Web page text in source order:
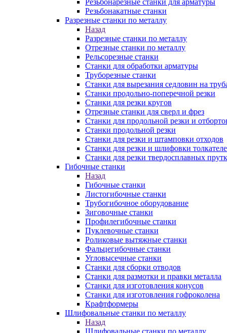
Резьбонарезные станки для арматуры
Резьбонакатные станки
Разрезные станки по металлу
Назад
Разрезные станки по металлу
Отрезные станки по металлу
Рельсорезные станки
Станки для обработки арматуры
Труборезные станки
Станки для вырезания седловин на
Станки продольно-поперечной резки
Станки для резки кругов
Отрезные станки для сверл и фрез
Станки для продольной резки и
Станки продольной резки
Станки для резки и штамповки отходов
Станки для резки и шлифовки
Станки для резки твердосплавных
Гибочные станки
Назад
Гибочные станки
Листогибочные станки
Трубогибочное оборудование
Зиговочные станки
Профилегибочные станки
Пуклевочные станки
Роликовые вытяжные станки
Фальцегибочные станки
Угловысечные станки
Станки для сборки отводов
Станки для размотки и правки металла
Станки для изготовления конусов
Станки для изготовления гофроколена
Крафтформеры
Шлифовальные станки по металлу
Назад
Шлифовальные станки по металлу